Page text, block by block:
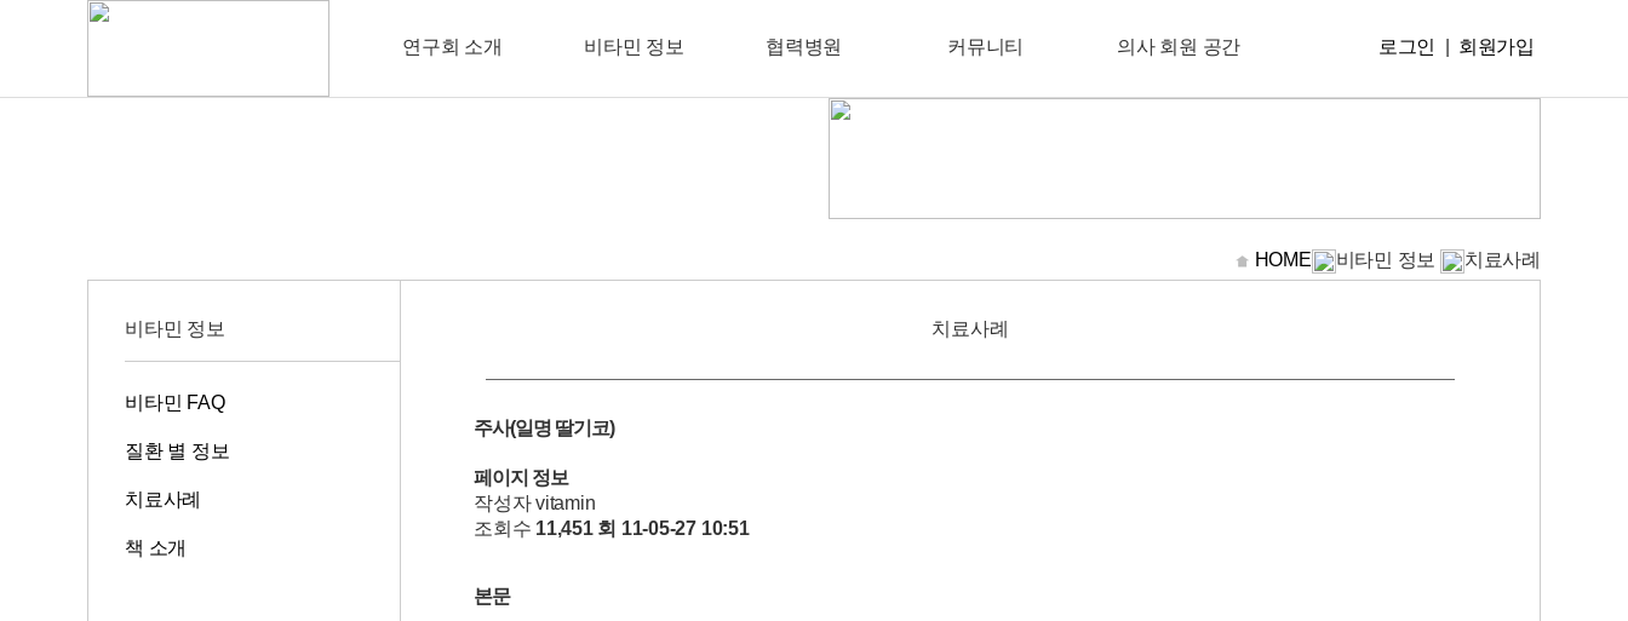
연구회 소개 비타민 정보 협력병원 커뮤니티 의사 회원 공간 로그인 회원가입
HOME 비타민 정보 치료사례
비타민 정보
비타민 FAQ
질환 별 정보
치료사례
책 소개
치료사례
주사(일명 딸기코)
페이지 정보
작성자 vitamin
조회수 11,451 회 11-05-27 10:51
본문